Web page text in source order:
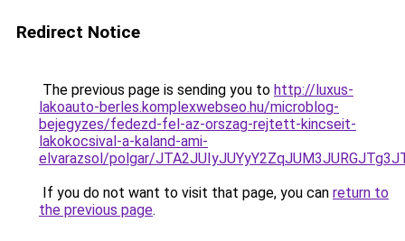
Redirect Notice
The previous page is sending you to http://luxus-
lakoauto-berles.komplexwebseo.hu/microblog-
bejegyzes/fedezd-fel-az-orszag-rejtett-kincseit-
lakokocsival-a-kaland-ami-
elvarazsol/polgar/
If you do not want to visit that page, you can return to
the previous page.